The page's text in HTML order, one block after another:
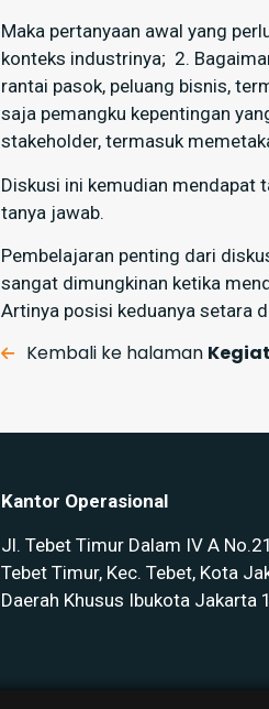
Maka pertanyaan awal yang
konteks industrinya; 2.
rantai pasok, peluang bisnis,
saja pemangku kepentingan
stakeholder, termasuk
Diskusi ini kemudian mendapat
tanya jawab.
Pembelajaran penting dari
sangat dimungkinan ketika
Artinya posisi keduanya setara
Kembali ke halaman
Kantor Operasional
Jl. Tebet Timur Dalam IV A
Tebet Timur, Kec. Tebet, Kota
Daerah Khusus Ibukota Jakarta